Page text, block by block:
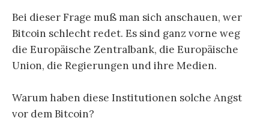
Bei dieser Frage muß man sich anschauen, wer
Bitcoin schlecht redet. Es sind ganz vorne weg
die Europäische Zentralbank, die Europäische
Union, die Regierungen und ihre Medien.
Warum haben diese Institutionen solche Angst
vor dem Bitcoin?